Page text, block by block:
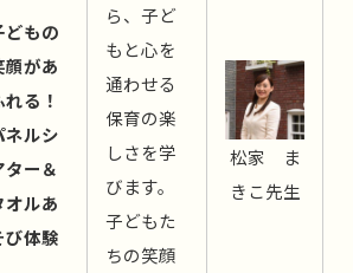
どもの
顔があ
る！
ネルシ
ター＆
オルあ
び体験
ら、子ど
もと心を
通わせる
保育の楽
しさを学
びます。
子どもた
ちの笑顔
松家 ま
きこ先生